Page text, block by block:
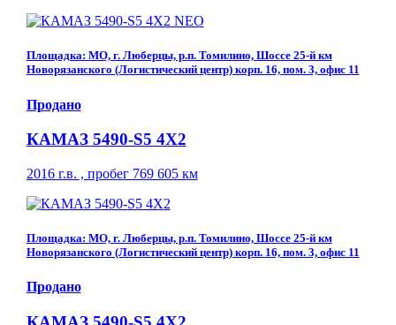
Площадка: МО, г. Люберцы, р.п. Томилино, Шоссе 25-й км
Новорязанского (Логистический центр) корп. 16, пом. 3, офис 11
Продано
КАМАЗ 5490-S5 4Х2
2016 г.в. , пробег 769 605 км
Площадка: МО, г. Люберцы, р.п. Томилино, Шоссе 25-й км
Новорязанского (Логистический центр) корп. 16, пом. 3, офис 11
Продано